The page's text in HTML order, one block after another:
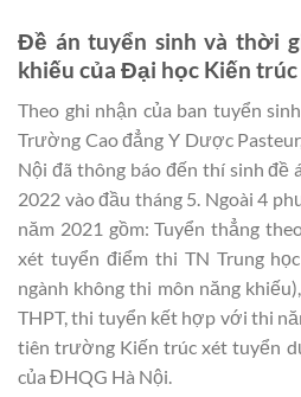
Đề án tuyển sinh và thời
khiếu của Đại học Kiến
Theo ghi nhận của ban tuyển sinh
Trường Cao đẳng Y Dược
Nội đã thông báo đến thí sinh đề
2022 vào đầu tháng 5. Ngoài 4
năm 2021 gồm: Tuyển thẳng
xét tuyển điểm thi TN Trung
ngành không thi môn năng
THPT, thi tuyển kết hợp với thi
tiên trường Kiến trúc xét tuyển
của ĐHQG Hà Nội.